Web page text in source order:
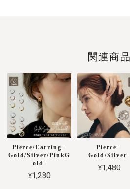
関連商品
Pierce/Earring -
Gold/Silver/PinkG
old-
¥1,280
Pierce -
Gold/Silver-
¥1,480